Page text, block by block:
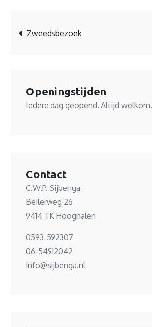
navigatie
Zweedsbezoek
Openingstijden
Iedere dag geopend. Altijd welkom.
Contact
C.W.P. Sijbenga
Beilerweg 26
9414 TK Hooghalen
0593-592307
06-54912042
info@sijbenga.nl